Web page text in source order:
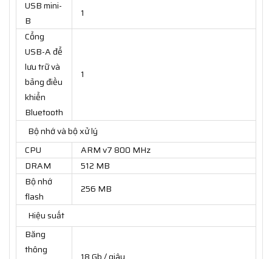
USB mini-
B
1
Cổng
USB-A để
lưu trữ và
bảng điều
khiển
Bluetooth
1
Bộ nhớ và bộ xử lý
CPU
ARM v7 800 MHz
DRAM
512 MB
Bộ nhớ
flash
256 MB
Hiệu suất
Băng
thông